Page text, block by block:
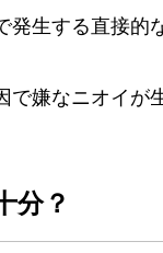
生する直接的
嫌なニオイが
分？